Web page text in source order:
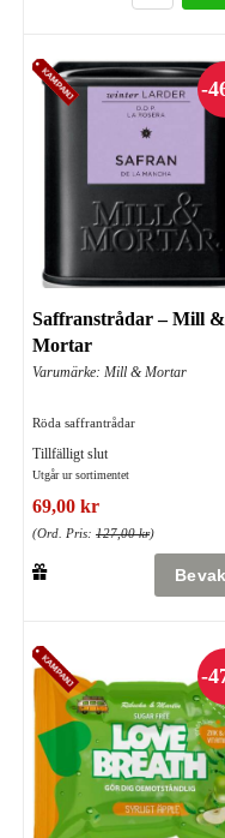
Saffranstrådar – Mill &
Mortar
Varumärke: Mill & Mortar
Röda saffrantrådar
Tillfälligt slut
Utgår ur sortimentet
69,00 kr
(Ord. Pris: 127,00 kr)